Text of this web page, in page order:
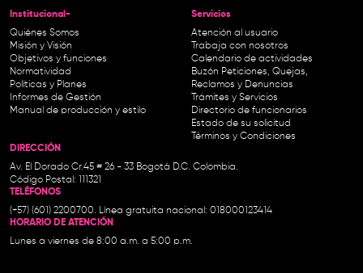
Institucional-
Quiénes Somos
Misión y Visión
Objetivos y funciones
Normatividad
Políticas y Planes
Informes de Gestión
Manual de producción y estilo
Servicios
Atención al usuario
Trabaja con nosotros
Calendario de actividades
Buzón Peticiones, Quejas,
Reclamos y Denuncias
Trámites y Servicios
Directorio de funcionarios
Estado de su solicitud
Términos y Condiciones
DIRECCIÓN
Av. El Dorado Cr.45 # 26 - 33 Bogotá D.C. Colombia.
Código Postal: 111321
TELÉFONOS
(+57) (601) 2200700. Línea gratuita nacional: 018000123414
HORARIO DE ATENCIÓN
Lunes a viernes de 8:00 a.m. a 5:00 p.m.